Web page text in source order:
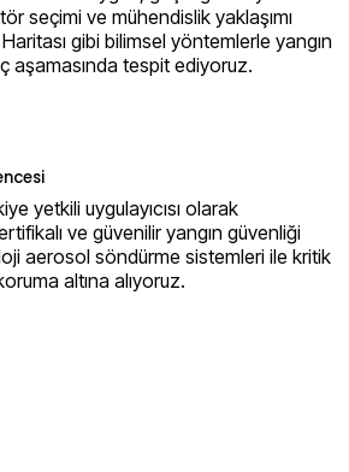
seçimi ve mühendislik yaklaşımı
gibi bilimsel yöntemlerle yangın
aşamasında tespit ediyoruz.
yetkili uygulayıcısı olarak
ve güvenilir yangın güvenliği
aerosol söndürme sistemleri ile kritik
altına alıyoruz.